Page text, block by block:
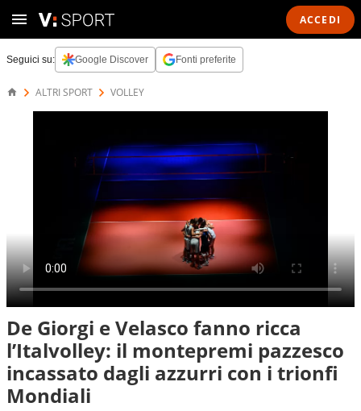
ACCEDI
Seguici su: Google Discover Fonti preferite
ALTRI SPORT VOLLEY
De Giorgi e Velasco fanno ricca
l’Italvolley: il montepremi pazzesco
incassato dagli azzurri con i trionfi
Mondiali